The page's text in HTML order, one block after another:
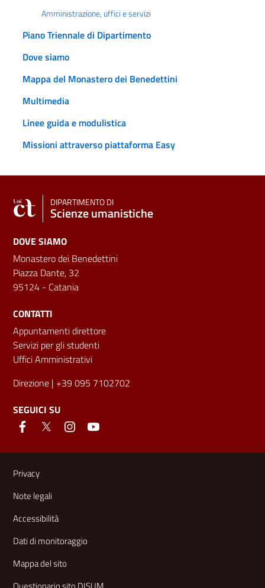
Amministrazione, uffici e servizi
Piano Triennale di Dipartimento
Dove siamo
Mappa del Monastero dei Benedettini
Multimedia
Linee guida e modulistica
Missioni attraverso piattaforma Easy
DIPARTIMENTO DI
Scienze umanistiche
DOVE SIAMO
Monastero dei Benedettini
Piazza Dante, 32
95124 - Catania
CONTATTI
Appuntamenti direttore
Servizi per gli studenti
Uffici Amministrativi
Direzione | +39 095 7102702
SEGUICI SU
Link e informazioni utili
Privacy
Note legali
Accessibilità
Dati di monitoraggio
Mappa del sito